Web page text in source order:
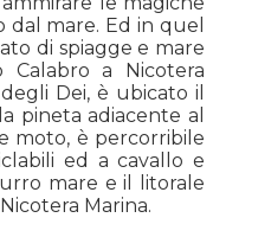
dal mare. Ed in quel
di spiagge e mare
Calabro a Nicotera
Dei, è ubicato il
pineta adiacente al
moto, è percorribile
ed a cavallo e
mare e il litorale
Marina.